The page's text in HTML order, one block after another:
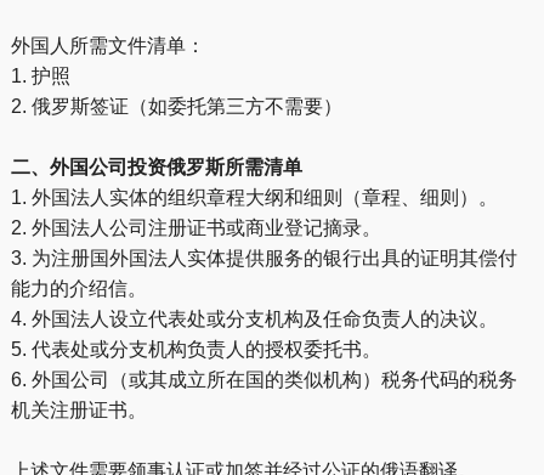
外国人所需文件清单：
1. 护照
2. 俄罗斯签证（如委托第三方不需要）
二、外国公司投资俄罗斯所需清单
1. 外国法人实体的组织章程大纲和细则（章程、细则）。
2. 外国法人公司注册证书或商业登记摘录。
3. 为注册国外国法人实体提供服务的银行出具的证明其偿付
能力的介绍信。
4. 外国法人设立代表处或分支机构及任命负责人的决议。
5. 代表处或分支机构负责人的授权委托书。
6. 外国公司（或其成立所在国的类似机构）税务代码的税务
机关注册证书。